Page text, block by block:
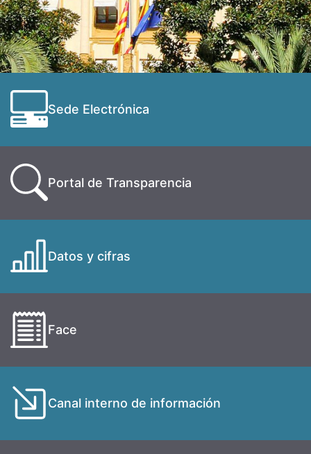
Sede Electrónica
Portal de Transparencia
Datos y cifras
Face
Canal interno de información